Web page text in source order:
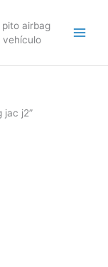
airbag
vehículo
jac j2”